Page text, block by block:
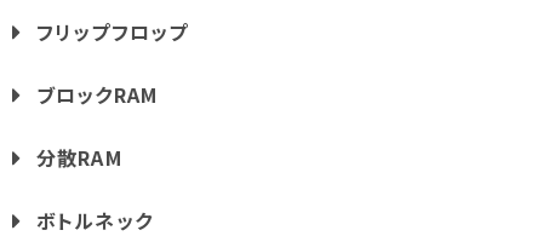
フリップフロップ
ブロックRAM
分散RAM
ボトルネック